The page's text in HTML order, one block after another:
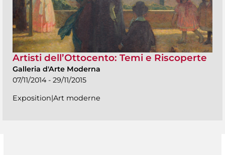
Artisti dell’Ottocento: Temi e Riscoperte
Galleria d'Arte Moderna
07/11/2014 - 29/11/2015
Exposition|Art moderne